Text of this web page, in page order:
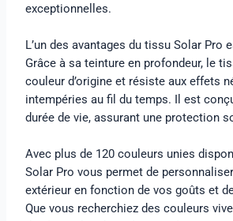
exceptionnelles.
L’un des avantages du tissu Solar Pro
Grâce à sa teinture en profondeur, le
couleur d’origine et résiste aux effets
intempéries au fil du temps. Il est
durée de vie, assurant une protection
Avec plus de 120 couleurs unies
Solar Pro vous permet de
extérieur en fonction de vos goûts et
Que vous recherchiez des couleurs